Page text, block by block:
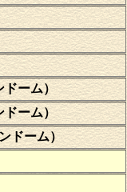
ドーム）
ドーム）
ドーム）